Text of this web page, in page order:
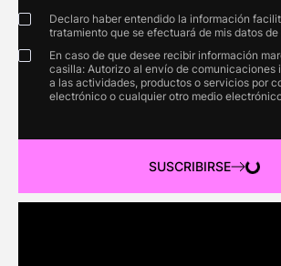
Declaro haber entendido la información
tratamiento que se efectuará de mis datos
En caso de que desee recibir información
casilla: Autorizo al envío de comunicaciones
a las actividades, productos o servicios por
electrónico o cualquier otro medio
SUSCRIBIRSE